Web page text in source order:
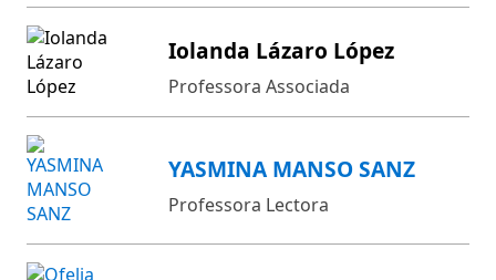
Iolanda Lázaro López
Professora Associada
YASMINA MANSO SANZ
Professora Lectora